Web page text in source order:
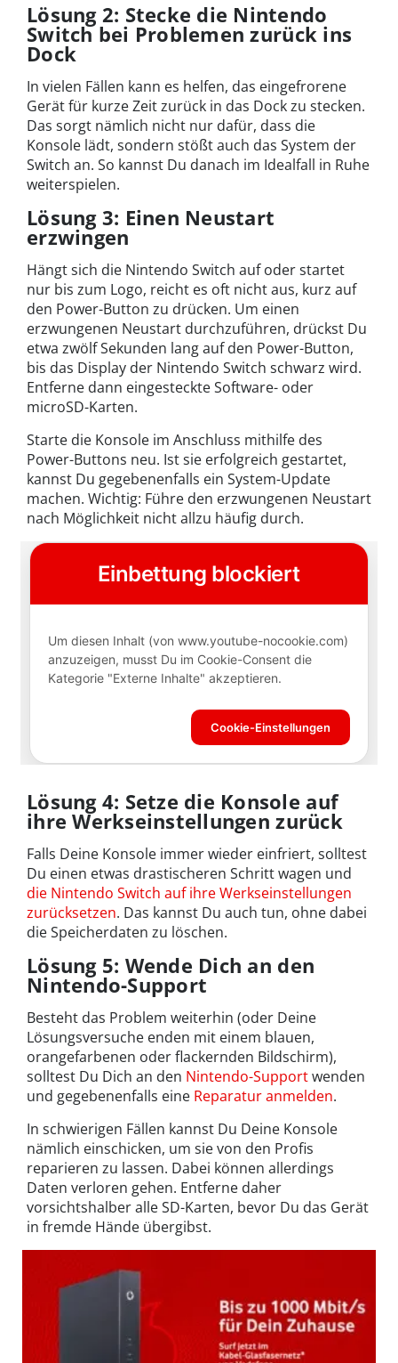
Lösung 2: Stecke die Nintendo
Switch bei Problemen zurück ins
Dock
In vielen Fällen kann es helfen, das eingefrorene
Gerät für kurze Zeit zurück in das Dock zu stecken.
Das sorgt nämlich nicht nur dafür, dass die
Konsole lädt, sondern stößt auch das System der
Switch an. So kannst Du danach im Idealfall in Ruhe
weiterspielen.
Lösung 3: Einen Neustart
erzwingen
Hängt sich die Nintendo Switch auf oder startet
nur bis zum Logo, reicht es oft nicht aus, kurz auf
den Power-Button zu drücken. Um einen
erzwungenen Neustart durchzuführen, drückst Du
etwa zwölf Sekunden lang auf den Power-Button,
bis das Display der Nintendo Switch schwarz wird.
Entferne dann eingesteckte Software- oder
microSD-Karten.
Starte die Konsole im Anschluss mithilfe des
Power-Buttons neu. Ist sie erfolgreich gestartet,
kannst Du gegebenenfalls ein System-Update
machen. Wichtig: Führe den erzwungenen Neustart
nach Möglichkeit nicht allzu häufig durch.
Lösung 4: Setze die Konsole auf
ihre Werkseinstellungen zurück
Falls Deine Konsole immer wieder einfriert, solltest
Du einen etwas drastischeren Schritt wagen und
die Nintendo Switch auf ihre Werkseinstellungen
zurücksetzen. Das kannst Du auch tun, ohne dabei
die Speicherdaten zu löschen.
Lösung 5: Wende Dich an den
Nintendo-Support
Besteht das Problem weiterhin (oder Deine
Lösungsversuche enden mit einem blauen,
orangefarbenen oder flackernden Bildschirm),
solltest Du Dich an den Nintendo-Supportwenden
und gegebenenfalls eine Reparatur anmelden.
In schwierigen Fällen kannst Du Deine Konsole
nämlich einschicken, um sie von den Profis
reparieren zu lassen. Dabei können allerdings
Daten verloren gehen. Entferne daher
vorsichtshalber alle SD-Karten, bevor Du das Gerät
in fremde Hände übergibst.